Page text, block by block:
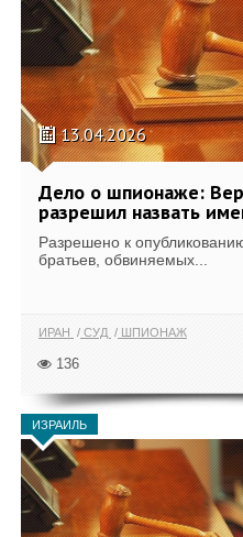
13.04.2026
Дело о шпионаже:
разрешил назвать
Разрешено к
братьев, обвиняемых...
ИРАН СУД ШПИОНАЖ
136
ИЗРАИЛЬ